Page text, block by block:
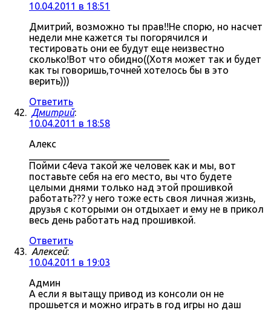
10.04.2011 в 18:51
Дмитрий, возможно ты прав!!Не спорю, но насчет
недели мне кажется ты погорячился и
тестировать они ее будут еще неизвестно
сколько!Вот что обидно((Хотя может так и будет
как ты говоришь,точней хотелось бы в это
верить)))
Ответить
Дмитрий:
10.04.2011 в 18:58
Алекс
Пойми c4eva такой же человек как и мы, вот
поставьте себя на его место, вы что будете
целыми днями только над этой прошивкой
работать??? у него тоже есть своя личная жизнь,
друзья с которыми он отдыхает и ему не в прикол
весь день работать над прошивкой.
Ответить
Алексей:
10.04.2011 в 19:03
Админ
А если я вытащу привод из консоли он не
прошьется и можно играть в год игры но даш